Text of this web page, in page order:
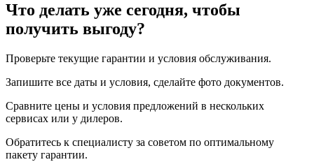
Что делать уже сегодня, чтобы
получить выгоду?
Проверьте текущие гарантии и условия обслуживания.
Запишите все даты и условия, сделайте фото документов.
Сравните цены и условия предложений в нескольких
сервисах или у дилеров.
Обратитесь к специалисту за советом по оптимальному
пакету гарантии.